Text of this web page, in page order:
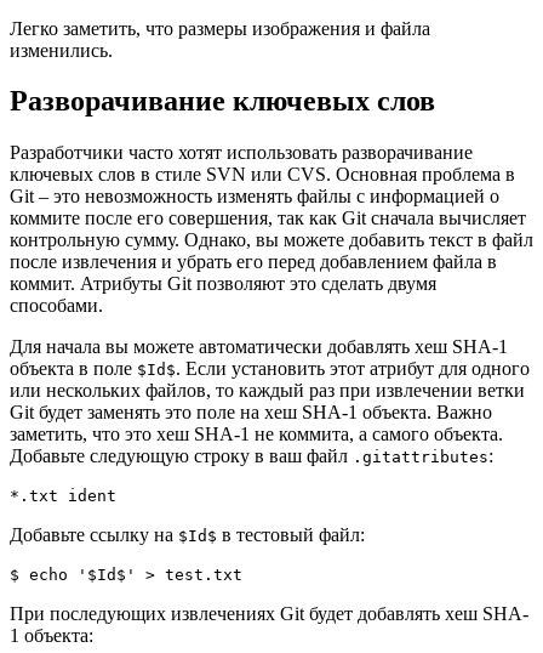
Легко заметить, что размеры изображения и файла
изменились.
Разворачивание ключевых слов
Разработчики часто хотят использовать разворачивание
ключевых слов в стиле SVN или CVS. Основная проблема в
Git – это невозможность изменять файлы с информацией о
коммите после его совершения, так как Git сначала вычисляет
контрольную сумму. Однако, вы можете добавить текст в файл
после извлечения и убрать его перед добавлением файла в
коммит. Атрибуты Git позволяют это сделать двумя
способами.
Для начала вы можете автоматически добавлять хеш SHA-1
объекта в поле $Id$. Если установить этот атрибут для одного
или нескольких файлов, то каждый раз при извлечении ветки
Git будет заменять это поле на хеш SHA-1 объекта. Важно
заметить, что это хеш SHA-1 не коммита, а самого объекта.
Добавьте следующую строку в ваш файл .gitattributes:
*.txt ident
Добавьте ссылку на $Id$ в тестовый файл:
$ echo '$Id$' > test.txt
При последующих извлечениях Git будет добавлять хеш SHA-
1 объекта: